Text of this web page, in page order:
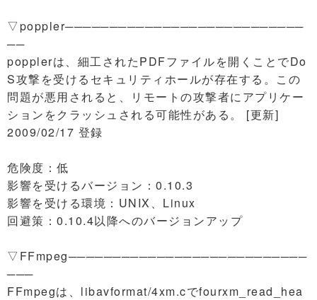
▽poppler───────────────────────────
──
popplerは、細工されたPDFファイルを開くことでDo
S攻撃を受けるセキュリティホールが存在する。この
問題が悪用されると、リモートの攻撃者にアプリケー
ションをクラッシュされる可能性がある。 [更新]
2009/02/17 登録
危険度：低
影響を受けるバージョン：0.10.3
影響を受ける環境：UNIX、Linux
回避策：0.10.4以降へのバージョンアップ
▽FFmpeg───────────────────────────
───
FFmpegは、libavformat/4xm.cでfourxm_read_hea